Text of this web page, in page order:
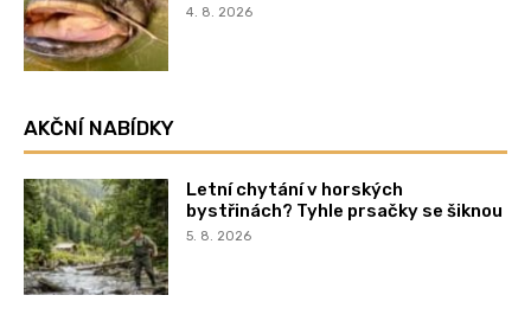
4. 8. 2026
AKČNÍ NABÍDKY
Letní chytání v horských
bystřinách? Tyhle prsačky se šiknou
5. 8. 2026